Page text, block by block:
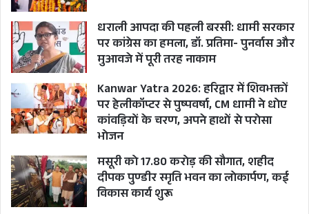
धराली आपदा की पहली बरसी: धामी सरकार
पर कांग्रेस का हमला, डॉ. प्रतिमा- पुनर्वास और
मुआवजे में पूरी तरह नाकाम
Kanwar Yatra 2026: हरिद्वार में शिवभक्तों
पर हेलीकॉप्टर से पुष्पवर्षा, CM धामी ने धोए
कांवड़ियों के चरण, अपने हाथों से परोसा
भोजन
मसूरी को 17.80 करोड़ की सौगात, शहीद
दीपक पुण्डीर स्मृति भवन का लोकार्पण, कई
विकास कार्य शुरू